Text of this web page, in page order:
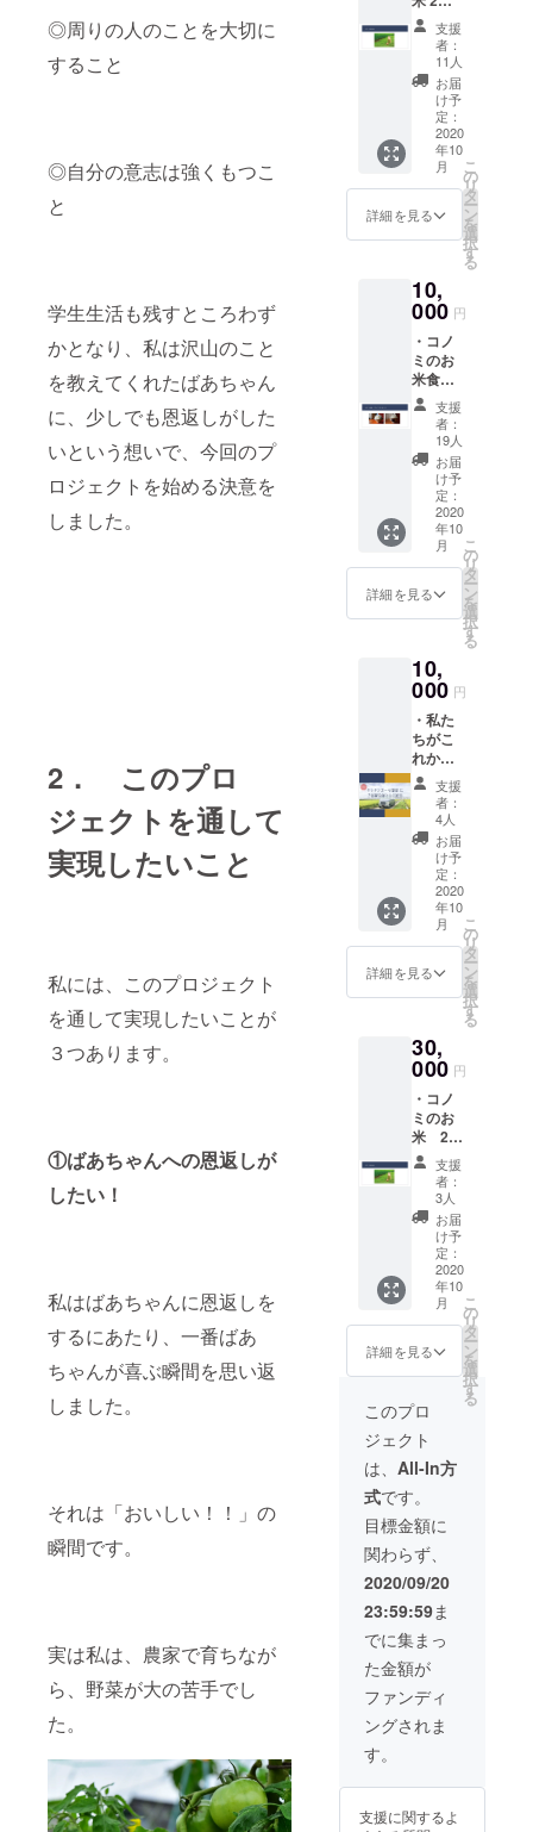
◎周りの人のことを大切に
すること
◎自分の意志は強くもつこ
と
学生生活も残すところわず
かとなり、私は沢山のこと
を教えてくれたばあちゃん
に、少しでも恩返しがした
いという想いで、今回のプ
ロジェクトを始める決意を
しました。
2． このプロ
ジェクトを通して
実現したいこと
私には、このプロジェクト
を通して実現したいことが
３つあります。
①ばあちゃんへの恩返しが
したい！
私はばあちゃんに恩返しを
するにあたり、一番ばあ
ちゃんが喜ぶ瞬間を思い返
しました。
それは「おいしい！！」の
瞬間です。
実は私は、農家で育ちなが
ら、野菜が大の苦手でし
た。
ニュー
を創
作！
完成し
たメ
ニュー
を、“〇
〇さん
プロ
デュー
ス”とい
ます。
販売日
程は12
月5日〜
12月8日
の４日
間を予
定。
分
(300g)
・コノ
ミオリ
ジナル
ポスト
カー
ド ２
枚 ・コ
ノミオ
リジナ
ルス
テッ
枚 ・お
礼のお
手紙を
お送り
しま
す。
支援
者：
11人
お届
け予
定：
2020
年10
月
詳細を見る
こ
の
リ
タ
ー
ン
を
選
択
す
る
10,
000 円
・コノ
ミのお
米食べ
比べ
セット
（彩の
かがや
き・ミ
ルキー
プリン
セス/各
2合）
・コノ
ミオリ
ジナル
レシピ
・コノ
ミオリ
ジナル
ステッ
カー１
枚 ・お
礼のお
手紙を
お送り
します
支援
者：
19人
お届
け予
定：
2020
年10
月
詳細を見る
こ
の
リ
タ
ー
ン
を
選
択
す
る
10,
000 円
・私た
ちがこ
れから
営業を
開始す
るキッ
チン
カー の
看板
に、ご
協賛者
様とし
てお名
前をご
記名さ
せてい
ます。
※備考欄
に、看
板にご
記載を
希望さ
れるお
名前を
ご入力
くださ
い。
・“キッ
チン
カープ
ロジェ
クトオ
ンライ
待【10
月31日
(土)21:0
0〜】
支援
者：
4人
お届
け予
定：
2020
年10
月
詳細を見る
こ
の
リ
タ
ー
ン
を
選
択
す
る
30,
000 円
・コノ
ミのお
米 2kg
・コノ
ミオリ
ジナル
レシピ
ブック
・コノ
ミオリ
ジナル
ポスト
カー
ド ２
枚 ・コ
ノミオ
リジナ
ルス
テッ
カー
１枚 ・
お礼の
お手紙
をお送
りしま
す
支援
者：
3人
お届
け予
定：
2020
年10
月
詳細を見る
こ
の
リ
タ
ー
ン
を
選
択
す
る
このプロ
ジェクト
は、 All-In方
式です。
目標金額に
関わらず、
2020/09/20
23:59:59ま
でに集まっ
た金額が
ファンディ
ングされま
す。
支援に関するよ